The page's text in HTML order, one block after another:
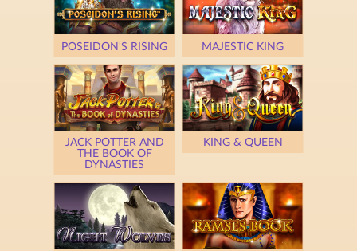
POSEIDON'S RISING MAJESTIC KING
JACK POTTER AND
THE BOOK OF
DYNASTIES
KING & QUEEN